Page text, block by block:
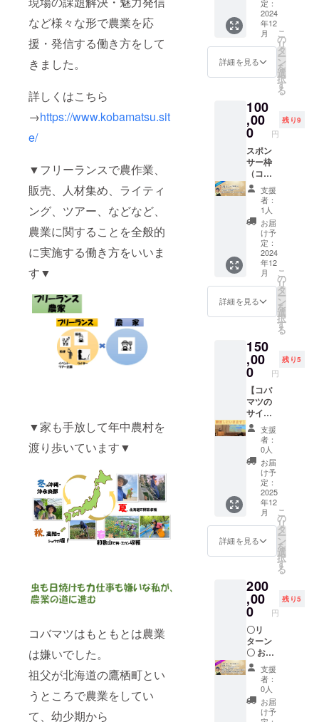
など様々な形で農業を応
援・発信する働き方をして
きました。
詳しくはこちら
→https://www.kobamatsu.sit
e/
▼フリーランスで農作業、
販売、人材集め、ライティ
ング、ツアー、などなど、
農業に関することを全般的
に実施する働き方をいいま
す▼
▼家も手放して年中農村を
渡り歩いています▼
コバマツはもともとは農業
は嫌いでした。
祖父が北海道の鷹栖町とい
うところで農業をしてい
て、幼少期から
1月～2
月の発
送にな
りま
す。 ※
原材料
及び添
の食品
表示は
お届け
商品の
ラベル
に表記
されま
す。 商
品開封
前には
必ずお
届けの
リター
ンに貼
付され
たラベ
ルや注
意書き
をご確
認くだ
送時期
が変更
になる
場合が
あるこ
とをご
了承く
い。
とが可
能！最
高の状
態の青
梅をお
届けし
ます！
ターン
の確認
事項▼
※③の発
刊は1月
中の予
定で
す。ご
希望の
メール
アドレ
スに送
信させ
ていた
だきま
す。
④こち
らは任
意にな
りま
援時に
アカウ
ントを
お教え
下さ
い。
⑤は
2025年
5月～6
月の発
送を予
定して
いま
す。
種・
量・産
地▼
ピーチ
パイン
（２～
４個
２kg)
【産
地】石
垣島産
特徴：
桃の風
味あ
り、果
肉が白
く甘さ
と酸味
のバラ
ンスが
絶妙な
【品
種】ボ
パイン
【量】
1~2個
２kg
【産
地】石
垣島産
特徴：
柔らか
な酸味
と強い
甘みが
特徴の
パイン
です。
〇リ
①コバ
マツサ
り「フ
リーラ
ンス農
家の働
き方と
は」１
冊 ②お
礼の
メッ
セージ
③番外
編！コ
バマツ
場しな
い生産
者や、
農業
スを特
集した
り電子
雑誌！
をお届
けいた
しま
す！）
④ク
ローズ
ドの
LINEグ
ルー
プ、
OR
FBグ
ループ
にご招
（コバ
マツが
報を交
換でき
るク
ローズ
ドのグ
ループ
にご招
待しま
す！
もちろ
ん、皆
さんか
らも情
報発信
が可能
です！
しく農
業トー
う！）
⑤メム
ピー交
流会参
加券！
▼リ
ターン
の確認
事項▼
※③の発
刊は１
月中の
ローズ
ドの
LINEグ
ルー
OR
FBグ
待！ ⑤
石垣島
でパイ
ル満喫
ツ
アー！
参加
券。
※2025
年6月21
（土）
実施の
石垣島
パイ
ル満喫
ツアー
だけま
す。 現
地の収
験、生
産者の
圃場見
学、生
産者と
交流会
費用込
みにな
りま
す。 ▼
リター
ンの確
▼ ※③
の発刊
は1月中
です。
ご希望
のメー
レスに
送信さ
せてい
ただき
ます。
※④こち
らは任
意にな
入り
「フ
リーラ
ンス農
家の働
き方と
メッ
セージ
③番外
編！コ
バマツ
手作
り、推
し農家
電子冊
子 （本
には登
場しな
い生産
者や、
農業
ニュー
スを特
集した
雑
誌！）
④ク
ローズ
ドの
LINEグ
ルー
プ、
OR
FBグ
ループ
にご招
待！
（コバ
マツが
作る、
農業情
報を交
ドのグ
ループ
にご招
待しま
す！
もちろ
ん、皆
さんか
らも情
報発信
が可能
です！
し農家
電子冊
子 （本
には登
場しな
い生産
スを特
集した
コバマ
ツ手作
り電子
雑誌！
をお届
けいた
しま
す！）
④ク
ローズ
ドの
LINEグ
ルー
プ、
OR
FBグ
（コバ
マツが
作る、
農業情
報を交
換でき
るク
ローズ
ドのグ
ループ
にご招
待しま
す！
もちろ
ん、皆
さんか
らも情
報発信
しく農
業トー
クをし
ましょ
う！）
⑤コバ
マツを
１時間
自由に
使える
権利 ▼
リター
〇 ①コ
バマツ
サイン
入り
「フ
リーラ
ンス農
き方と
は」１
冊 ②お
礼の
メッ
セージ
③番外
編！コ
バマツ
手作
り、推
し農家
電子冊
子 ④ク
ローズ
ドの
LINEグ
ルー
プ、
OR
ループ
にご招
待！コ
バマツ
が作
る、農
業情報
を交換
できる
クロー
ズドの
グルー
プにご
招待し
ます！
もちろ
ん、皆
さんか
らも情
報発信
です！
皆で楽
しく農
業トー
クをし
ましょ
う！ ⑤
コバマ
ツの
SNSで
あなた
の農場
バマツ
とふた
りで行
く推し
農家交
流体
験！】
のため
に、農
業体験
を考え
ます！
（あな
たの
行って
みたい
農家さ
んをご
案内し
ます）
今まで
出会っ
てきた
農家の
中か
ら、あ
なたの
オリジ
ナル農
業体験
を企画
しま
す！ 本
の中で
出てく
る農家
さんも
もちろ
んok! ※
日程調
整させ
ていた
だきま
す 〇リ
ターン
〇 ①コ
バマツ
入り
「フ
リーラ
ンス農
家の働
き方と
は」１
冊 ②お
礼の
メッ
セージ
③番外
定：
2024
年12
月
詳細を見る
こ
の
リ
タ
ー
ン
を
選
択
す
る
100
,00
0 円
残り9
スポン
サー枠
（コバ
マツの
活動
めっ
ちゃ応
援す
る！）
小葉松
の講演
や資料
にてス
ポン
サーと
してお
掲示を
させて
いただ
きま
す。 お
名前/社
名を掲
載しま
す
（小）
〇リ
ターン
〇 ①コ
バマツ
のサイ
ン本10
冊 ②
クロー
ズドな
facebo
ループ
（or
LINE）
にご招
待 （コ
バマツ
が作
る、農
業情報
を交換
できる
クロー
支援
者：
1人
お届
け予
定：
2024
年12
月
詳細を見る
こ
の
リ
タ
ー
ン
を
選
択
す
る
150
,00
0 円
残り5
【コバ
マツの
サイン
入り書
籍1冊×
番外編
推し農
家電子
冊子×講
演しに
行きま
す！】
コバマ
ツがあ
なたの
町にフ
ンス農
家の働
き方、
全国の
農場の
事例に
ついて
話に行
きま
す！ ①
コバマ
ツサイ
支援
者：
0人
お届
け予
定：
2025
年12
月
詳細を見る
こ
の
リ
タ
ー
ン
を
選
択
す
る
200
,00
0 円
残り5
〇リ
ターン
〇 お名
前/社名
+ ロゴ
を掲載
します
（中）
支援
者：
0人
お届
け予